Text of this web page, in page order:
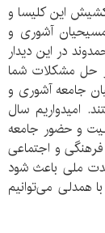
کشیش این کلیسا و
مسیحیان آشوری و
در این دیدار
حل مشکلات شما
جامعه آشوری و
امیدواریم سال
و حضور جامعه
و اجتماعی
ملی باعث شود
همدلی می‌توانیم